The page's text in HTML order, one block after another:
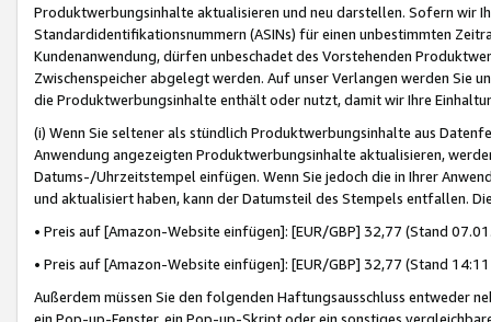
Produktwerbungsinhalte aktualisieren und neu darstellen. Sofern wir
Standardidentifikationsnummern (ASINs) für einen unbestimmten
Kundenanwendung, dürfen unbeschadet des Vorstehenden
Zwischenspeicher abgelegt werden. Auf unser Verlangen werden Sie
die Produktwerbungsinhalte enthält oder nutzt, damit wir Ihre
(i) Wenn Sie seltener als stündlich Produktwerbungsinhalte aus
Anwendung angezeigten Produktwerbungsinhalte aktualisieren,
Datums-/Uhrzeitstempel einfügen. Wenn Sie jedoch die in Ihrer
und aktualisiert haben, kann der Datumsteil des Stempels entfallen.
• Preis auf [Amazon-Website einfügen]: [EUR/GBP] 32,77 (Stand
• Preis auf [Amazon-Website einfügen]: [EUR/GBP] 32,77 (Stand
Außerdem müssen Sie den folgenden Haftungsausschluss entweder
ein Pop-up-Fenster, ein Pop-up-Skript oder ein sonstiges